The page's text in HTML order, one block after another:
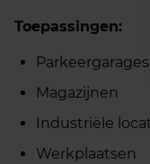
Toepassingen:
Parkeergarages
Magazijnen
Industriële
Werkplaatsen